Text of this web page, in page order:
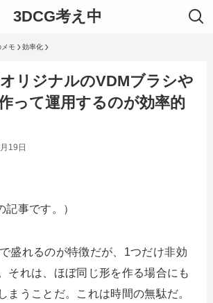
3DCG考え中
モ 効率化
リジナルのVDMブラシや
って運用するのが効率的
19日
記事です。）
盛れるのが特徴だが、1つだけ非効
それは、ほぼ同じ形を作る場合にも
まうことだ。これは時間の無駄だ。